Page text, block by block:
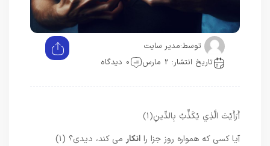
توسط:مدیر سایت
تاریخ انتشار: 2 مارس
0 دیدگاه
أَرَأَيْتَ الَّذِي يُكَذِّبُ بِالدِّينِ﴿۱﴾
آیا کسی که همواره روز جزا را انکار می کند، دیدی؟ (۱)